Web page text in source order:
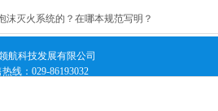
沫灭火系统的？在哪本规范写明？
航科技发展有限公司
线：029-86193032